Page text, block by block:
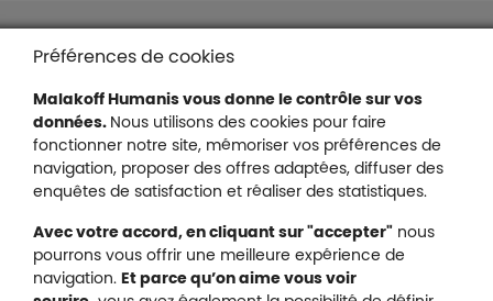
Liens en bas de page
Accessibilité : partiellement conforme
Protection des données
Nous contacter
Plan du site
Gestion des cookies
Malakoff Humanis sur X
Préférences de cookies
Malakoff Humanis vous donne le contrôle sur vos
données. Nous utilisons des cookies pour faire
fonctionner notre site, mémoriser vos préférences de
navigation, proposer des offres adaptées, diffuser des
enquêtes de satisfaction et réaliser des statistiques.
Avec votre accord, en cliquant sur "accepter" nous
pourrons vous offrir une meilleure expérience de
navigation. Et parce qu’on aime vous voir